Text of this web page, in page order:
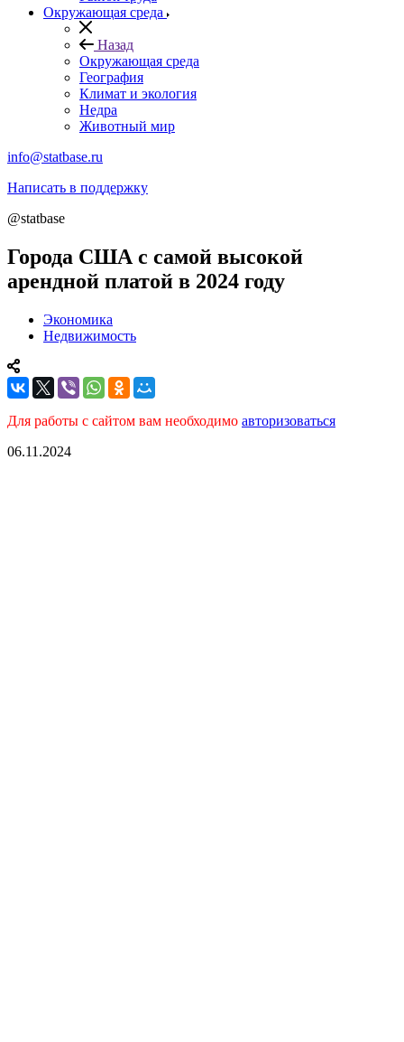
Окружающая среда
Назад
Окружающая среда
География
Климат и экология
Недра
Животный мир
info@statbase.ru
Написать в поддержку
@statbase
Города США с самой высокой
арендной платой в 2024 году
Экономика
Недвижимость
Для работы с сайтом вам необходимо авторизоваться
06.11.2024